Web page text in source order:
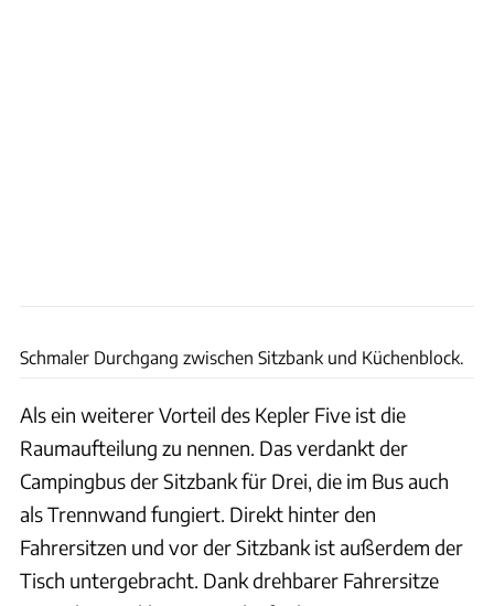
Schmaler Durchgang zwischen Sitzbank und Küchenblock.
Als ein weiterer Vorteil des Kepler Five ist die
Raumaufteilung zu nennen. Das verdankt der
Campingbus der Sitzbank für Drei, die im Bus auch
als Trennwand fungiert. Direkt hinter den
Fahrersitzen und vor der Sitzbank ist außerdem der
Tisch untergebracht. Dank drehbarer Fahrersitze